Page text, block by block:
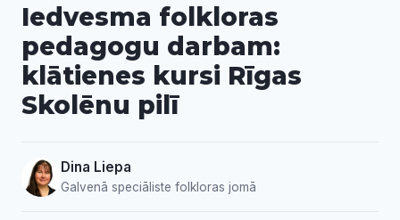
Iedvesma folkloras
pedagogu darbam:
klātienes kursi Rīgas
Skolēnu pilī
Dina Liepa
Galvenā speciāliste folkloras jomā